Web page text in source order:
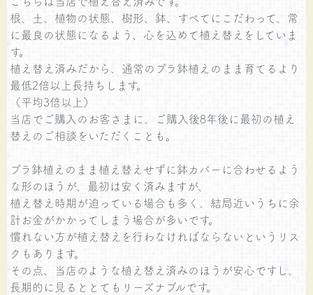
根、土、植物の状態、樹形、鉢、すべてにこだわって、常
に最良の状態になるよう、心を込めて植え替えをしていま
す。
植え替え済みだから、通常のプラ鉢植えのまま育てるより
最低2倍以上長持ちします。
（平均3倍以上）
当店でご購入のお客さまに、ご購入後8年後に最初の植え
替えのご相談をいただくことも。
プラ鉢植えのまま植え替えせずに鉢カバーに合わせるよう
な形のほうが、最初は安く済みますが、
植え替え時期が迫っている場合も多く、結局近いうちに余
計お金がかかってしまう場合が多いです。
慣れない方が植え替えを行わなければならないというリス
クもあります。
その点、当店のような植え替え済みのほうが安心ですし、
長期的に見るととてもリーズナブルです。